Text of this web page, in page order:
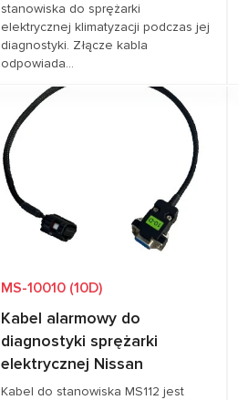
stanowiska do sprężarki
elektrycznej klimatyzacji podczas jej
diagnostyki. Złącze kabla
odpowiada...
Pokrycie pojazdów AUDI, PORSCHE
MS-10010 (10D)
Kabel alarmowy do
diagnostyki sprężarki
elektrycznej Nissan
Kabel do stanowiska MS112 jest